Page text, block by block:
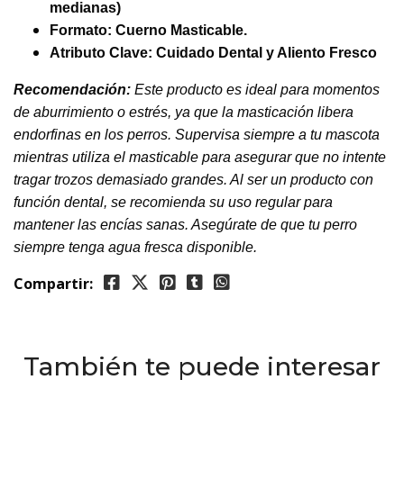
medianas)
Formato: Cuerno Masticable.
Atributo Clave: Cuidado Dental y Aliento Fresco
Recomendación: Este producto es ideal para momentos
de aburrimiento o estrés, ya que la masticación libera
endorfinas en los perros. Supervisa siempre a tu mascota
mientras utiliza el masticable para asegurar que no intente
tragar trozos demasiado grandes. Al ser un producto con
función dental, se recomienda su uso regular para
mantener las encías sanas. Asegúrate de que tu perro
siempre tenga agua fresca disponible.
Compartir:
También te puede interesar